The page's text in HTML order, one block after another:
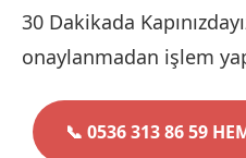
30 Dakikada
onaylanmadan işlem
📞 0536 313 86 59